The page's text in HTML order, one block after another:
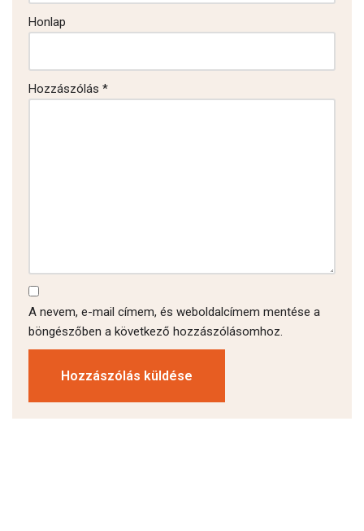
Honlap
Hozzászólás *
A nevem, e-mail címem, és weboldalcímem mentése a
böngészőben a következő hozzászólásomhoz.